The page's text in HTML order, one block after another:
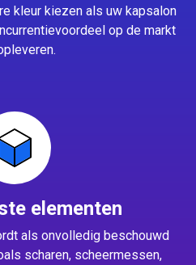
kleur kiezen als uw kapsalon
op de markt
elementen
als onvolledig beschouwd
scharen, scheermessen,